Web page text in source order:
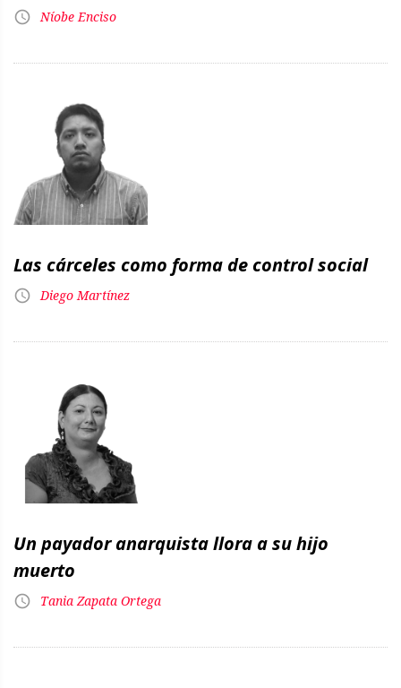
Níobe Enciso
Las cárceles como forma de control social
Diego Martínez
Un payador anarquista llora a su hijo
muerto
Tania Zapata Ortega